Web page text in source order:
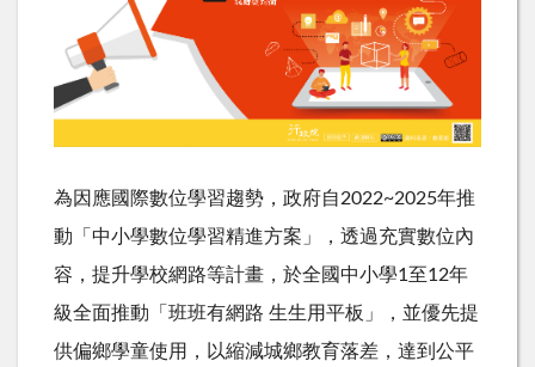
為因應國際數位學習趨勢，政府自2022~2025年推
動「中小學數位學習精進方案」，透過充實數位內
容，提升學校網路等計畫，於全國中小學1 至12年
級全面推動「班班有網路 生生用平板」，並優先提
供偏鄉學童使用，以縮減城鄉教育落差，達到公平